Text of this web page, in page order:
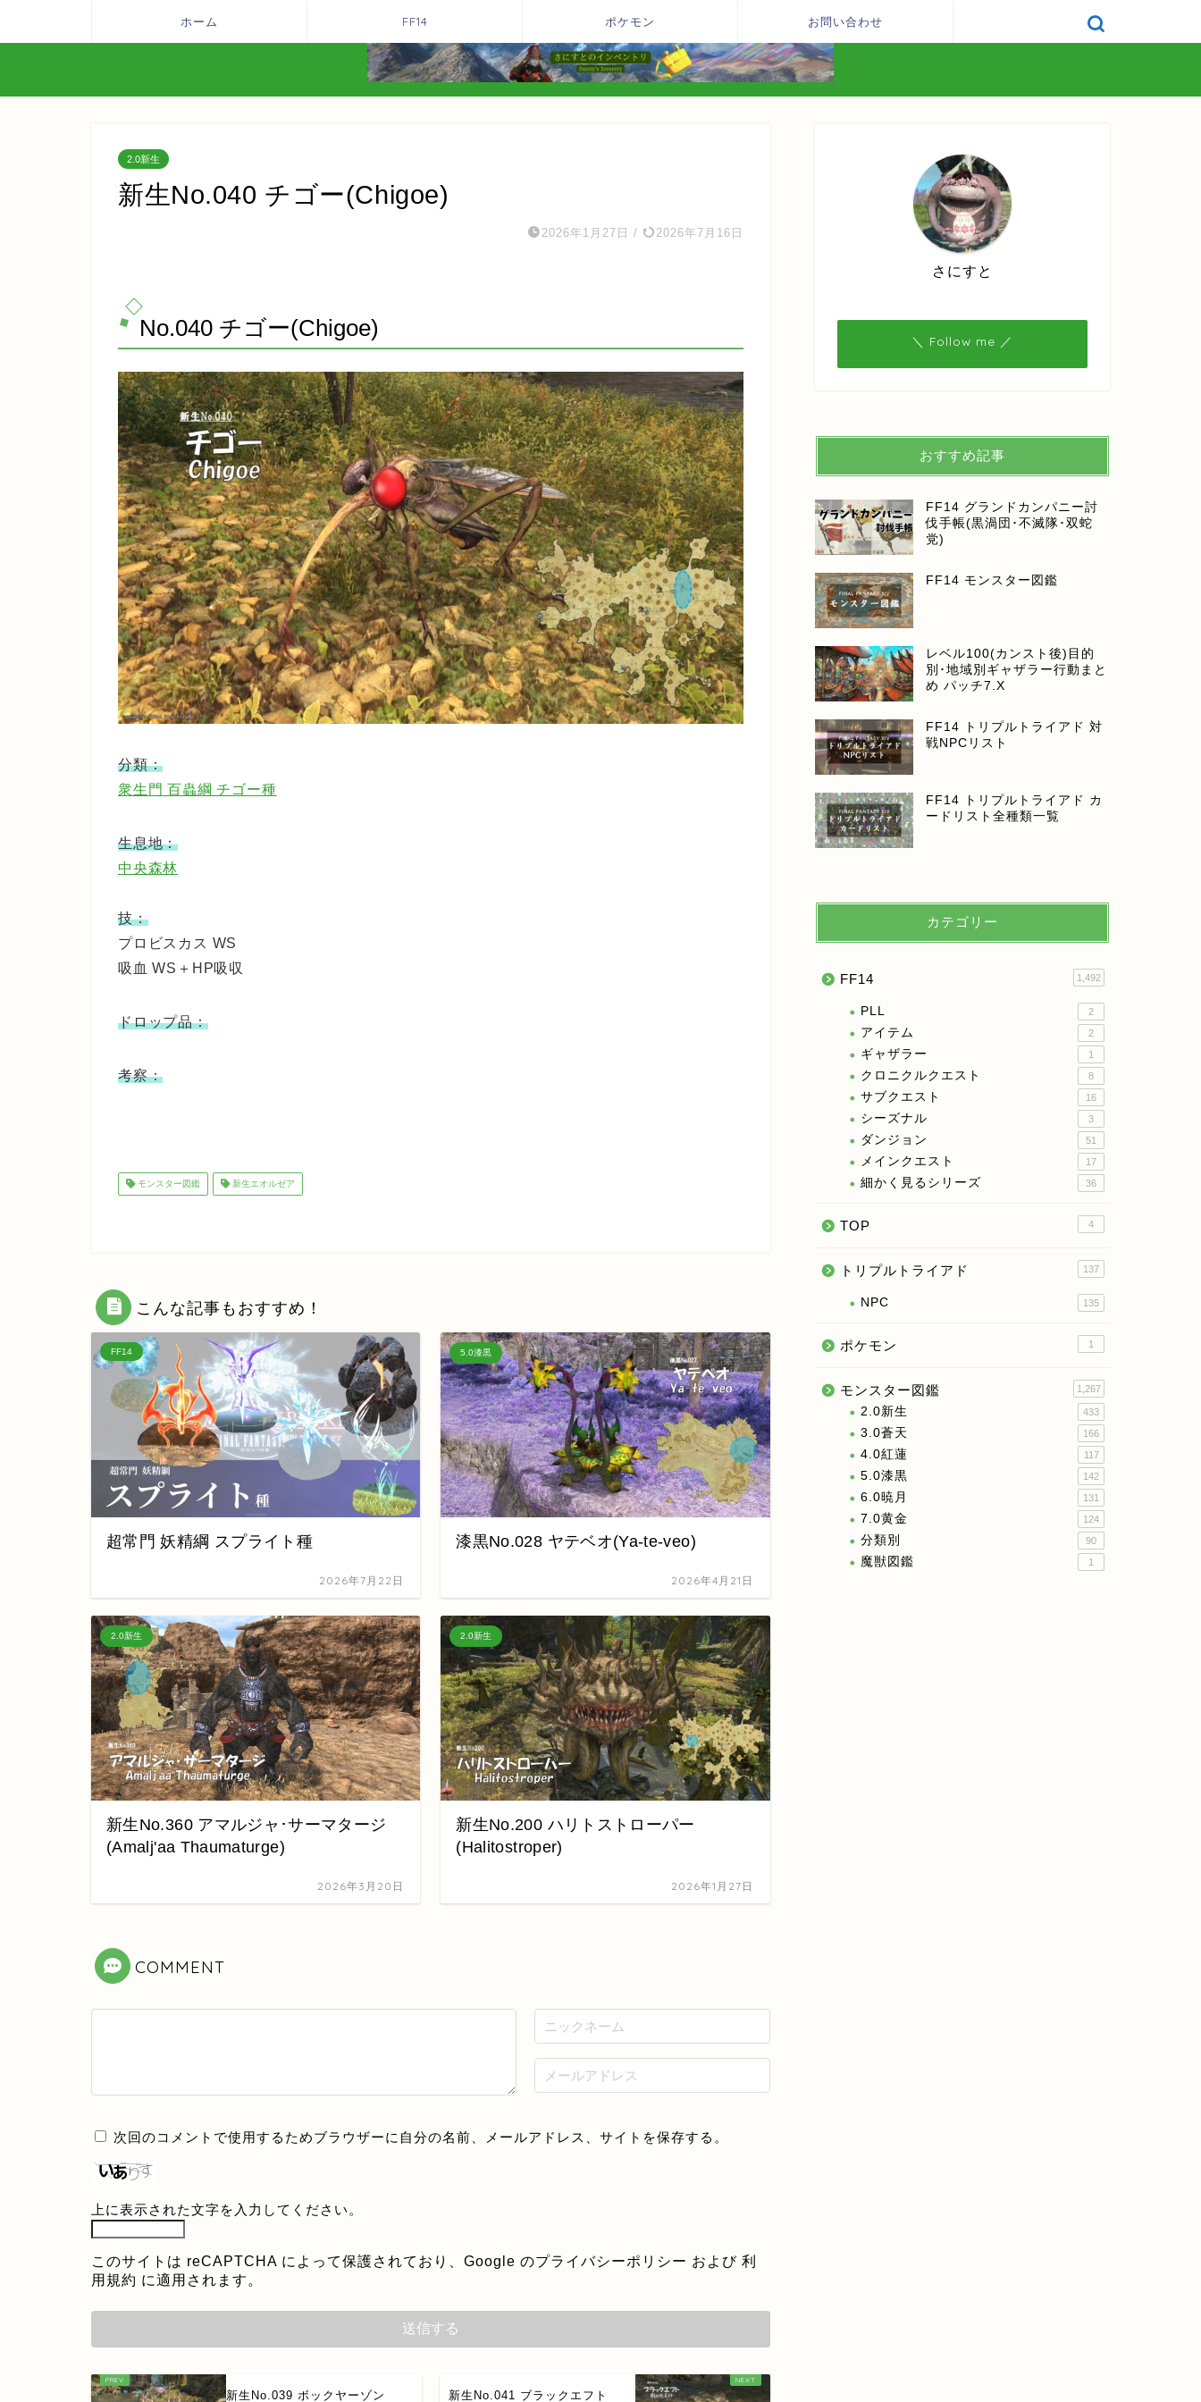
ホーム FF14 ポケモン お問い合わせ
2.0新生
新生No.040 チゴー(Chigoe)
2026年1月27日 / 2026年7月16日
No.040 チゴー(Chigoe)
分類：
衆生門 百蟲綱 チゴー種
生息地：
中央森林
技：
プロビスカス WS
吸血 WS＋HP吸収
ドロップ品：
考察：
モンスター図鑑 新生エオルゼア
こんな記事もおすすめ！
FF14
超常門 妖精綱 スプライト種
2026年7月22日
5.0漆黒
漆黒No.028 ヤテベオ(Ya-te-veo)
2026年4月21日
2.0新生
新生No.360 アマルジャ･サーマタージ
(Amalj'aa Thaumaturge)
2026年3月20日
2.0新生
新生No.200 ハリトストローパー
(Halitostroper)
2026年1月27日
COMMENT
次回のコメントで使用するためブラウザーに自分の名前、メールアドレス、サイトを保存する。
上に表示された文字を入力してください。
このサイトは reCAPTCHA によって保護されており、Google のプライバシーポリシー および 利
用規約 に適用されます。
新生No.039 ボックヤーゾン 新生No.041 ブラックエフト
さにすと
＼ Follow me ／
おすすめ記事
FF14 グランドカンパニー討
伐手帳(黒渦団･不滅隊･双蛇
党)
FF14 モンスター図鑑
レベル100(カンスト後)目的
別･地域別ギャザラー行動まと
め パッチ7.X
FF14 トリプルトライアド 対
戦NPCリスト
FF14 トリプルトライアド カ
ードリスト全種類一覧
カテゴリー
FF14 1,492
PLL 2
アイテム 2
ギャザラー 1
クロニクルクエスト 8
サブクエスト 16
シーズナル 3
ダンジョン 51
メインクエスト 17
細かく見るシリーズ 36
TOP 4
トリプルトライアド 137
NPC 135
ポケモン 1
モンスター図鑑 1,267
2.0新生 433
3.0蒼天 166
4.0紅蓮 117
5.0漆黒 142
6.0暁月 131
7.0黄金 124
分類別 90
魔獣図鑑 1